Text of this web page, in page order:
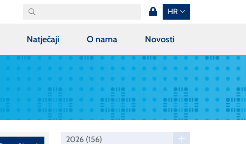
HR
Natječaji O nama Novosti
2026 (156)